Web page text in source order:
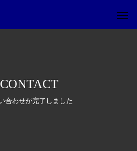
CONTACT
合わせが完了しました